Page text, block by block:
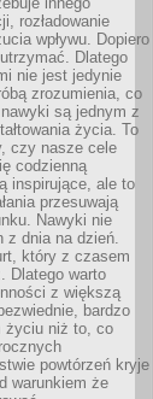
rozładowanie
wpływu. Dopiero
Dlatego
nie jest jedynie
zrozumienia, co
są jednym z
życia. To
czy nasze cele
codzienną
inspirujące, ale to
przesuwają
Nawyki nie
z dnia na dzień.
który z czasem
Dlatego warto
z większą
bardzo
życiu niż to, co
powtórzeń kryje
warunkiem że